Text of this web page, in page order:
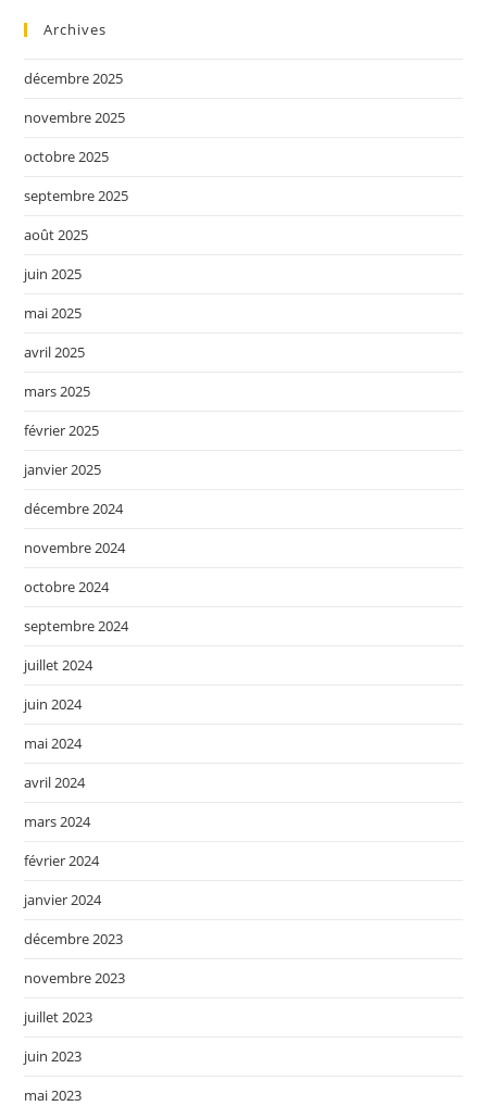
Archives
décembre 2025
novembre 2025
octobre 2025
septembre 2025
août 2025
juin 2025
mai 2025
avril 2025
mars 2025
février 2025
janvier 2025
décembre 2024
novembre 2024
octobre 2024
septembre 2024
juillet 2024
juin 2024
mai 2024
avril 2024
mars 2024
février 2024
janvier 2024
décembre 2023
novembre 2023
juillet 2023
juin 2023
mai 2023